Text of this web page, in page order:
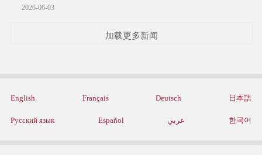
2026-06-03
加载更多新闻
English Français Deutsch 日本語
Русский язык Español عربي 한국어